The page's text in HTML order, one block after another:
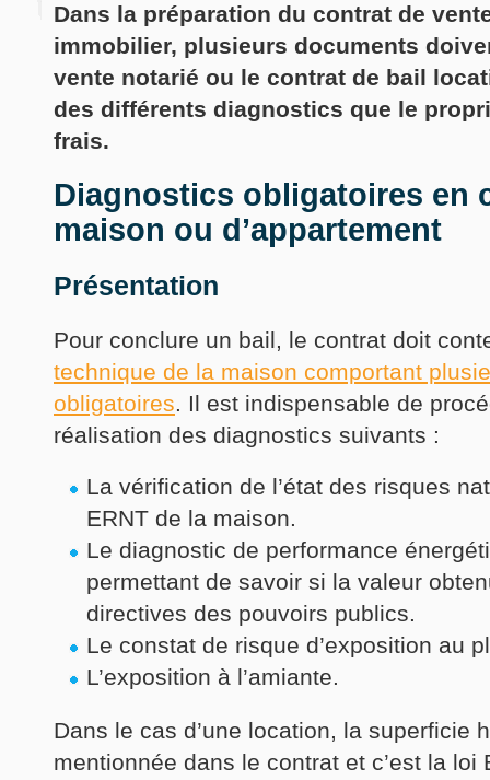
Dans la préparation du contrat de
immobilier, plusieurs documents
vente notarié ou le contrat de bail
des différents diagnostics que le
frais.
Diagnostics obligatoires en
maison ou d’appartement
Présentation
Pour conclure un bail, le contrat doit
technique de la maison comportant
obligatoires. Il est indispensable de
réalisation des diagnostics suivants :
La vérification de l’état des risques
ERNT de la maison.
Le diagnostic de performance
permettant de savoir si la valeur
directives des pouvoirs publics.
Le constat de risque d’exposition au
L’exposition à l’amiante.
Dans le cas d’une location, la superficie
mentionnée dans le contrat et c’est la